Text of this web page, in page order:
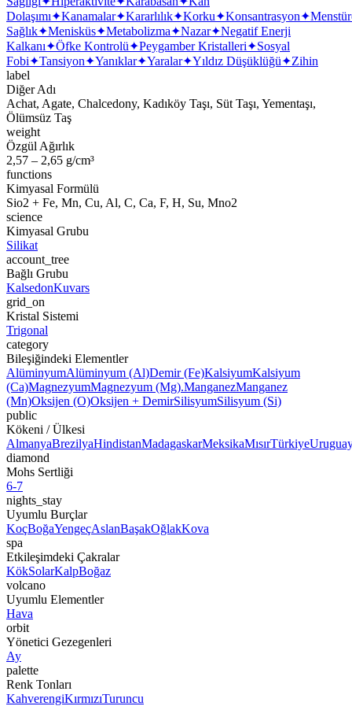
Dolaşımı✦Kanamalar✦Kararlılık✦Korku✦Konsantrasyon✦
Sağlık✦Menisküs✦Metabolizma✦Nazar✦Negatif Enerji
Kalkanı✦Öfke Kontrolü✦Peygamber Kristalleri✦Sosyal
Fobi✦Tansiyon✦Yanıklar✦Yaralar✦Yıldız Düşüklüğü✦Zihin
label
Diğer Adı
Achat, Agate, Chalcedony, Kadıköy Taşı, Süt Taşı, Yementaşı,
Ölümsüz Taş
weight
Özgül Ağırlık
2,57 – 2,65 g/cm³
functions
Kimyasal Formülü
Sio2 + Fe, Mn, Cu, Al, C, Ca, F, H, Su, Mno2
science
Kimyasal Grubu
Silikat
account_tree
Bağlı Grubu
KalsedonKuvars
grid_on
Kristal Sistemi
Trigonal
category
Bileşiğindeki Elementler
AlüminyumAlüminyum (Al)Demir (Fe)KalsiyumKalsiyum
(Ca)MagnezyumMagnezyum (Mg).ManganezManganez
(Mn)Oksijen (O)Oksijen + DemirSilisyumSilisyum (Si)
public
Kökeni / Ülkesi
AlmanyaBrezilyaHindistanMadagaskarMeksikaMısırTürkiye
diamond
Mohs Sertliği
6-7
nights_stay
Uyumlu Burçlar
KoçBoğaYengeçAslanBaşakOğlakKova
spa
Etkileşimdeki Çakralar
KökSolarKalpBoğaz
volcano
Uyumlu Elementler
Hava
orbit
Yönetici Gezegenleri
Ay
palette
Renk Tonları
KahverengiKırmızıTuruncu